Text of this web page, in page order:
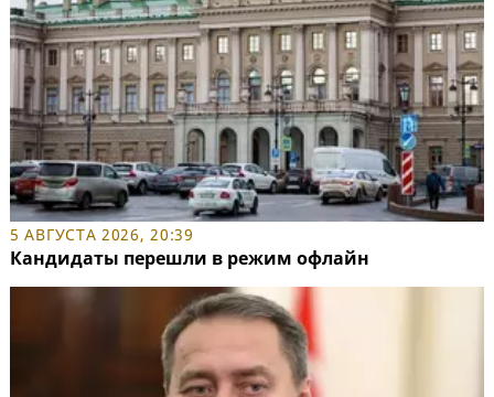
5 АВГУСТА 2026, 20:39
Кандидаты перешли в режим офлайн